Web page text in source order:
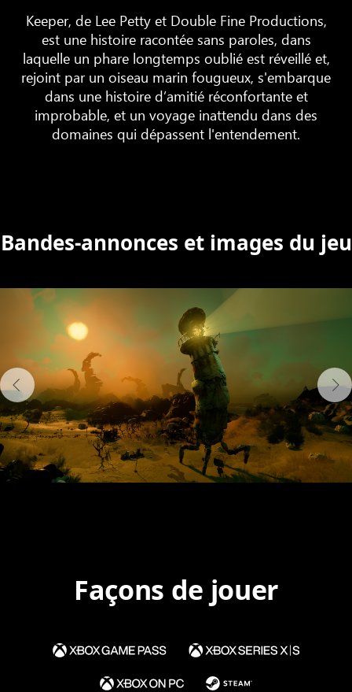
Keeper, de Lee Petty et Double Fine Productions,
est une histoire racontée sans paroles, dans
laquelle un phare longtemps oublié est réveillé et,
rejoint par un oiseau marin fougueux, s'embarque
dans une histoire d’amitié réconfortante et
improbable, et un voyage inattendu dans des
domaines qui dépassent l'entendement.
Bandes-annonces et images du jeu
Façons de jouer